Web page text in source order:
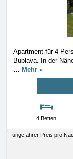
Apartment für 4
Bublava. In der
… Mehr »
4 Betten
ungefährer Preis pro